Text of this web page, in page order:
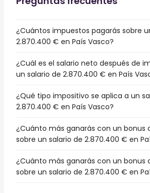
¿Cuántos impuestos pagarás sobre
2.870.400 € en País Vasco?
¿Cuál es el salario neto después de
un salario de 2.870.400 € en País
¿Qué tipo impositivo se aplica a un
2.870.400 € en País Vasco?
¿Cuánto más ganarás con un bonus
sobre un salario de 2.870.400 € en
¿Cuánto más ganarás con un bonus
sobre un salario de 2.870.400 € en